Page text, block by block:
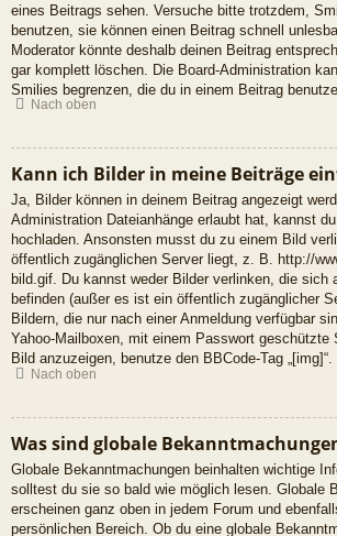
eines Beitrags sehen. Versuche bitte trotzdem,
benutzen, sie können einen Beitrag schnell
Moderator könnte deshalb deinen Beitrag
gar komplett löschen. Die Board-Administration
Smilies begrenzen, die du in einem Beitrag
Nach oben
Kann ich Bilder in meine Beiträge
Ja, Bilder können in deinem Beitrag angezeigt
Administration Dateianhänge erlaubt hat, kannst
hochladen. Ansonsten musst du zu einem Bild
öffentlich zugänglichen Server liegt, z. B. http://
bild.gif. Du kannst weder Bilder verlinken, die sich
befinden (außer es ist ein öffentlich zugänglicher
Bildern, die nur nach einer Anmeldung verfügbar
Yahoo-Mailboxen, mit einem Passwort geschützte
Bild anzuzeigen, benutze den BBCode-Tag „[img]“.
Nach oben
Was sind globale
Globale Bekanntmachungen beinhalten wichtige
solltest du sie so bald wie möglich lesen. Globale
erscheinen ganz oben in jedem Forum und
persönlichen Bereich. Ob du eine globale